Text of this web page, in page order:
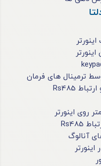
روی اینورتر
آنالوگ